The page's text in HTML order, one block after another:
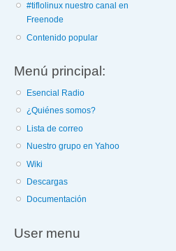
#tiflolinux nuestro canal en
Freenode
Contenido popular
Menú principal:
Esencial Radio
¿Quiénes somos?
Lista de correo
Nuestro grupo en Yahoo
Wiki
Descargas
Documentación
User menu